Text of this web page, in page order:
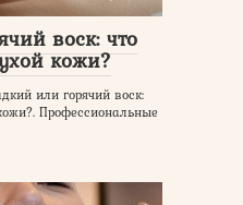
воск: что
кожи?
или горячий воск:
Профессиональные